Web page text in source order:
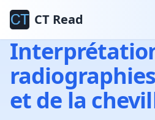
CT Read
et de la